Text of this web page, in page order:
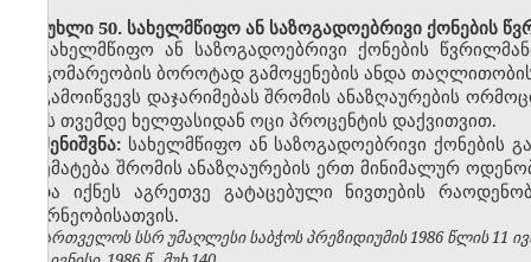
მუხლი 50. სახელმწიფო ან საზოგადოებრივი ქონების
სახელმწიფო ან საზოგადოებრივი ქონების
მდგომარეობის ბოროტად გამოყენების ანდა
გამოიწვევს დაჯარიმებას შრომის ანაზღაურების
ექვს თვემდე ხელფასიდან ოცი პროცენტის დაქვითვით.
შენიშვნა: სახელმწიფო ან საზოგადოებრივი ქონების
აღემატება შრომის ანაზღაურების ერთ მინიმალურ
უნდა იქნეს აგრეთვე გატაცებული ნივთების
მეურნეობისათვის.
საქართველოს სსრ უმაღლესი საბჭოს პრეზიდიუმის 1986 წლის 11